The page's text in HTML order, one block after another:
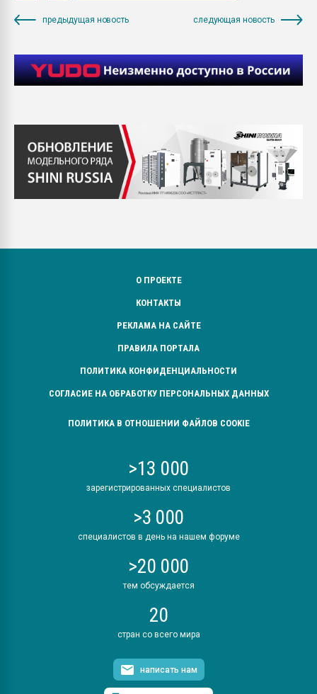
предыдущая новость следующая новость
О ПРОЕКТЕ
КОНТАКТЫ
РЕКЛАМА НА САЙТЕ
ПРАВИЛА ПОРТАЛА
ПОЛИТИКА КОНФИДЕНЦИАЛЬНОСТИ
СОГЛАСИЕ НА ОБРАБОТКУ ПЕРСОНАЛЬНЫХ ДАННЫХ
ПОЛИТИКА В ОТНОШЕНИИ ФАЙЛОВ COOKIE
>13 000
зарегистрированных специалистов
>3 000
специалистов в день на нашем форуме
>20 000
тем обсуждается
20
стран со всего мира
написать нам